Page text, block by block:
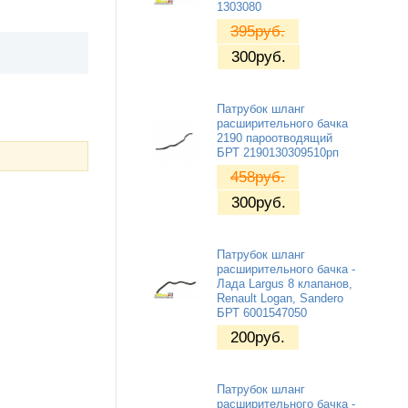
1303080
395руб.
300руб.
Патрубок шланг
расширительного бачка
2190 пароотводящий
БРТ 2190130309510рп
458руб.
300руб.
Патрубок шланг
расширительного бачка -
Лада Largus 8 клапанов,
Renault Logan, Sandero
БРТ 6001547050
200руб.
Патрубок шланг
расширительного бачка -